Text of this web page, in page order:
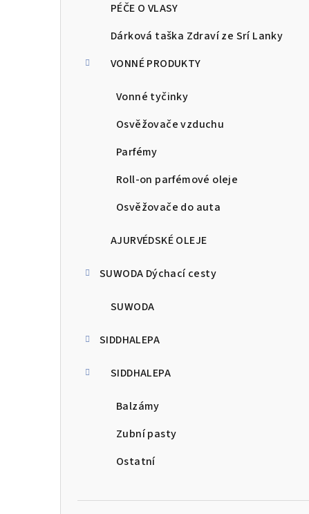
PÉČE O VLASY
Dárková taška Zdraví ze Srí Lanky
VONNÉ PRODUKTY
Vonné tyčinky
Osvěžovače vzduchu
Parfémy
Roll-on parfémové oleje
Osvěžovače do auta
AJURVÉDSKÉ OLEJE
SUWODA Dýchací cesty
SUWODA
SIDDHALEPA
SIDDHALEPA
Balzámy
Zubní pasty
Ostatní